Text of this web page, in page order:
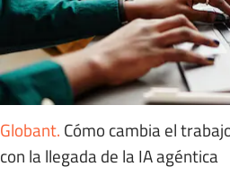
Globant. Cómo cambia el
con la llegada de la IA agéntica